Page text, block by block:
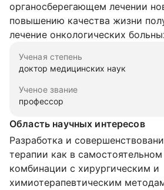
органосберегающем лечении
повышению качества жизни
лечение онкологических
Ученая степень
доктор медицинских наук
Ученое звание
профессор
Область научных интересов
Разработка и
терапии как в
комбинации с хирургическим и
химиотерапевтическим